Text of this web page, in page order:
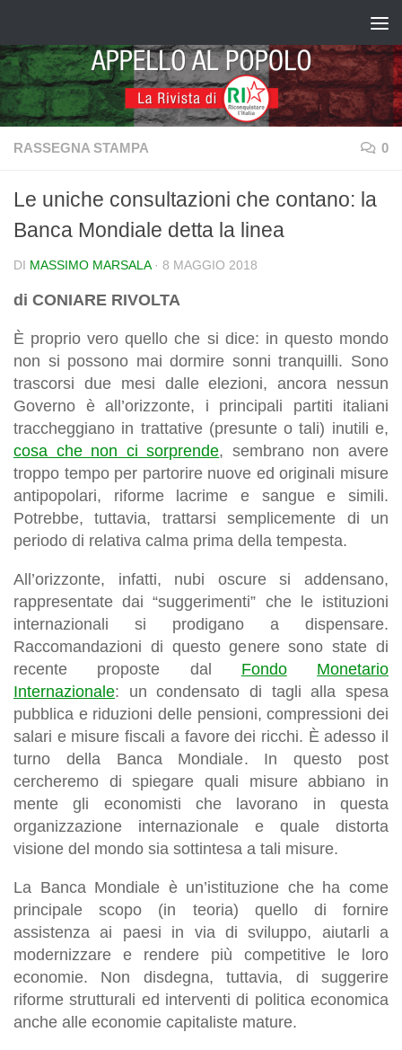
RASSEGNA STAMPA 0
Le uniche consultazioni che contano: la
Banca Mondiale detta la linea
DI MASSIMO MARSALA · 8 MAGGIO 2018
di CONIARE RIVOLTA
È proprio vero quello che si dice: in questo mondo
non si possono mai dormire sonni tranquilli. Sono
trascorsi due mesi dalle elezioni, ancora nessun
Governo è all’orizzonte, i principali partiti italiani
traccheggiano in trattative (presunte o tali) inutili e,
cosa che non ci sorprende, sembrano non avere
troppo tempo per partorire nuove ed originali misure
antipopolari, riforme lacrime e sangue e simili.
Potrebbe, tuttavia, trattarsi semplicemente di un
periodo di relativa calma prima della tempesta.
All’orizzonte, infatti, nubi oscure si addensano,
rappresentate dai “suggerimenti” che le istituzioni
internazionali si prodigano a dispensare.
Raccomandazioni di questo genere sono state di
recente proposte dal Fondo
Monetario
Internazionale: un condensato di tagli alla spesa
pubblica e riduzioni delle pensioni, compressioni dei
salari e misure fiscali a favore dei ricchi. È adesso il
turno della Banca Mondiale. In questo post
cercheremo di spiegare quali misure abbiano in
mente gli economisti che lavorano in questa
organizzazione internazionale e quale distorta
visione del mondo sia sottintesa a tali misure.
La Banca Mondiale è un’istituzione che ha come
principale scopo (in teoria) quello di fornire
assistenza ai paesi in via di sviluppo, aiutarli a
modernizzare e rendere più competitive le loro
economie. Non disdegna, tuttavia, di suggerire
riforme strutturali ed interventi di politica economica
anche alle economie capitaliste mature.